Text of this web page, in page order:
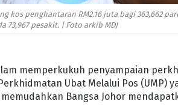
kos penghantaran RM2.16 juta bagi 363,662
73,967 pesakit. | Foto arkib MDJ
memperkukuh penyampaian
Ubat Melalui Pos (UMP)
Bangsa Johor